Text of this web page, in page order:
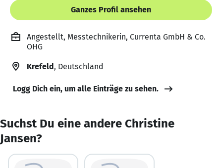
Ganzes Profil ansehen
Angestellt, Messtechnikerin, Currenta GmbH & Co.
OHG
Krefeld, Deutschland
Logg Dich ein, um alle Einträge zu sehen.
Suchst Du eine andere Christine
Jansen?